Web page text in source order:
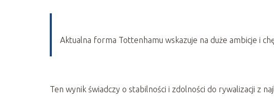
Aktualna forma Tottenhamu wskazuje na duże ambicje i
Ten wynik świadczy o stabilności i zdolności do rywalizacji z